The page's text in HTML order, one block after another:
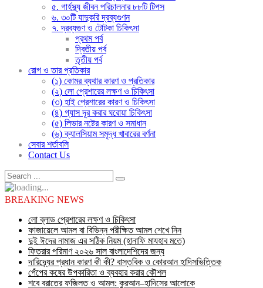
৫. গার্হস্থ্য জীবন পরিচালনার ৮৮টি টিপস
৬. ৩০টি যাদুকরি দ্রব্যগুণন
৭. দ্রব্যগুণ ও টোটকা চিকিৎসা
প্রথম পর্ব
দ্বিতীয় পর্ব
তৃতীয় পর্ব
রোগ ও তার প্রতিকার
(১) কোমর ব্যথার কারণ ও প্রতিকার
(২) লো প্রেশারের লক্ষণ ও চিকিৎসা
(৩) হাই প্রেশারের কারণ ও চিকিৎসা
(৪) গ্যাস দূর করার ঘরোয়া চিকিৎসা
(৫) লিভার নষ্টের কারণ ও সমাধান
(৬) ক্যালসিয়াম সমৃদ্ধ খাবারের বর্ণনা
সেবার শর্তাবলি
Contact Us
BREAKING NEWS
লো ব্লাড প্রেশারের লক্ষণ ও চিকিৎসা
ফাজায়েলে আমল বা বিভিন্ন পরীক্ষিত আমল শেখে নিন
দুই ঈদের নামাজ এর সঠিক নিয়ম (হানাফি মাযহাব মতে)
ফিতরার পরিমাণ ২০২৬ সাল বাংলাদেশিদের জন্য
দারিদ্র্যের প্রধান কারণ কী কী? বাস্তবিক ও কোরআন হাদিসভিত্তিক
পেঁপের কষের উপকারিতা ও ব্যবহার করার কৌশল
শবে বরাতের ফজিলত ও আমল: কুরআন–হাদিসের আলোকে